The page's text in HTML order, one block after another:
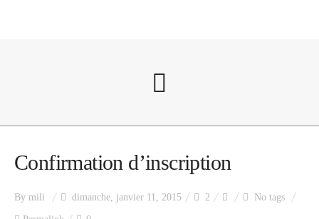
A propos
Index des recettes
Confirmation d’inscription
By mili dimanche, janvier 11, 2015 2 No tags